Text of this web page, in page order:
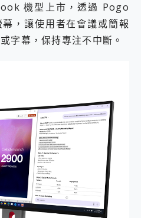
機型上市，透過 Pogo
，讓使用者在會議或簡報
字幕，保持專注不中斷。